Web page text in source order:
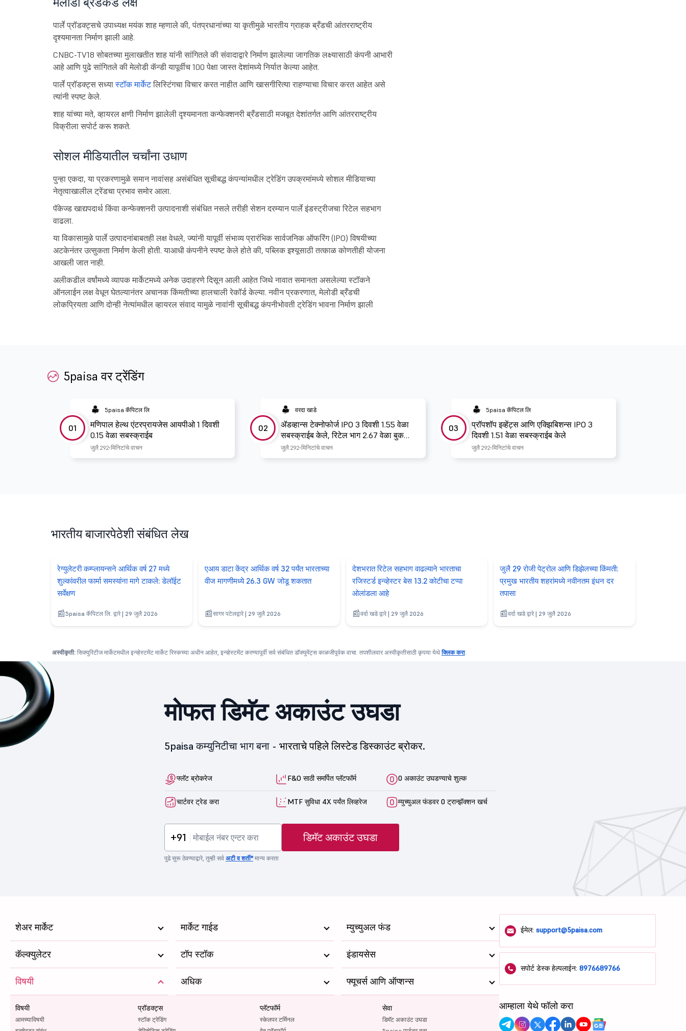
पार्ले प्रॉडक्ट्सचे उपाध्यक्ष मयंक शाह म्हणाले की, पंतप्रधानांच्या या कृतीमुळे भारतीय ग्राहक ब्रँडची आंतरराष्ट्रीय
दृश्यमानता निर्माण झाली आहे.
CNBC-TV18 सोबतच्या मुलाखतीत शाह यांनी सांगितले की संवादाद्वारे निर्माण झालेल्या जागतिक लक्ष्यासाठी कंपनी आभारी
आहे आणि पुढे सांगितले की मेलोडी कॅन्डी यापूर्वीच 100 पेक्षा जास्त देशांमध्ये निर्यात केल्या आहेत.
पार्ले प्रॉडक्ट्स सध्यास्टॉक मार्केटलिस्टिंगचा विचार करत नाहीत आणि खासगीरित्या राहण्याचा विचार करत आहेत असे
त्यांनी स्पष्ट केले.
शाह यांच्या मते, व्हायरल क्षणी निर्माण झालेली दृश्यमानता कन्फेक्शनरी ब्रँडसाठी मजबूत देशांतर्गत आणि आंतरराष्ट्रीय
विक्रीला सपोर्ट करू शकते.
सोशल मीडियातील चर्चांना उधाण
पुन्हा एकदा, या प्रकरणामुळे समान नावांसह असंबंधित सूचीबद्ध कंपन्यांमधील ट्रेडिंग उपक्रमांमध्ये सोशल मीडियाच्या
नेतृत्वाखालील ट्रेंडचा प्रभाव समोर आला.
पॅकेज्ड खाद्यपदार्थ किंवा कन्फेक्शनरी उत्पादनाशी संबंधित नसले तरीही सेशन दरम्यान पार्ले इंडस्ट्रीजचा रिटेल सहभाग
वाढला.
या विकासामुळे पार्ले उत्पादनांबाबतही लक्ष वेधले, ज्यांनी यापूर्वी संभाव्य प्रारंभिक सार्वजनिक ऑफरिंग (IPO) विषयीच्या
अटकेनंतर उत्सुकता निर्माण केली होती. याआधी कंपनीने स्पष्ट केले होते की, पब्लिक इश्यूसाठी तत्काळ कोणतीही योजना
आखली जात नाही.
अलीकडील वर्षांमध्ये व्यापक मार्केटमध्ये अनेक उदाहरणे दिसून आली आहेत जिथे नावात समानता असलेल्या स्टॉकने
ऑनलाईन लक्ष वेधून घेतल्यानंतर अचानक किंमतीच्या हालचाली रेकॉर्ड केल्या. नवीन प्रकरणात, मेलोडी ब्रँडची
लोकप्रियता आणि दोन्ही नेत्यांमधील व्हायरल संवाद यामुळे नावांनी सूचीबद्ध कंपनीभोवती ट्रेडिंग भावना निर्माण झाली
5paisa वर ट्रेंडिंग
01
5paisa कॅपिटल लि
मणिपाल हेल्थ एंटरप्रायजेस आयपीओ 1 दिवशी
0.15 वेळा सबस्क्राईब
जुलै 292 मिनिटांचे वाचन
02
वरदा खाडे
ॲडव्हान्स टेक्नोफोर्ज IPO 3 दिवशी 1.55 वेळा
सबस्क्राईब केले, रिटेल भाग 2.67 वेळा बुक
केला
जुलै 292 मिनिटांचे वाचन
03
5paisa कॅपिटल लि
प्रॉपशॉप इव्हेंट्स आणि एक्झिबिशन्स IPO 3
दिवशी 1.51 वेळा सबस्क्राईब केले
जुलै 292 मिनिटांचे वाचन
भारतीय बाजारपेठेशी संबंधित लेख
रेग्युलेटरी कम्प्लायन्सने आर्थिक वर्ष 27 मध्ये
शुल्कांवरील फार्मा समस्यांना मागे टाकले: डेलॉईट
सर्वेक्षण
5paisa कॅपिटल लि. द्वारे | 29 जुलै 2026
एआय डाटा केंद्र आर्थिक वर्ष 32 पर्यंत भारताच्या
वीज मागणीमध्ये 26.3 GW जोडू शकतात
सागर पटेलद्वारे | 29 जुलै 2026
देशभरात रिटेल सहभाग वाढल्याने भारताचा
रजिस्टर्ड इन्व्हेस्टर बेस 13.2 कोटीचा टप्पा
ओलांडला आहे
वर्दा खडे द्वारे | 29 जुलै 2026
जुलै 29 रोजी पेट्रोल आणि डिझेलच्या किंमती:
प्रमुख भारतीय शहरांमध्ये नवीनतम इंधन दर
तपासा
वर्दा खडे द्वारे | 29 जुलै 2026
अस्वीकृती: सिक्युरिटीज मार्केटमधील इन्व्हेस्टमेंट मार्केट रिस्कच्या अधीन आहेत, इन्व्हेस्टमेंट करण्यापूर्वी सर्व संबंधित डॉक्युमेंट्स काळजीपूर्वक वाचा. तपशीलवार अस्वीकृतीसाठी कृपया येथेक्लिक करा.
मोफत डिमॅट अकाउंट उघडा
5paisa कम्युनिटीचा भाग बना - भारताचे पहिले लिस्टेड डिस्काउंट ब्रोकर.
फ्लॅट ब्रोकरेज F&O साठी समर्पित प्लॅटफॉर्म 0 अकाउंट उघडण्याचे शुल्क
चार्टवर ट्रेड करा MTF सुविधा 4X पर्यंत लिव्हरेज म्युच्युअल फंडवर 0 ट्रान्झॅक्शन खर्च
+91 डिमॅट अकाउंट उघडा
पुढे सुरू ठेवण्याद्वारे, तुम्ही सर्व अटी व शर्ती*मान्य करता
शेअर मार्केट मार्केट गाईड म्युच्युअल फंड
कॅल्क्युलेटर टॉप स्टॉक इंडायसेस
विषयी
विषयी
आमच्याविषयी
प्रॉडक्ट्स
स्टॉक ट्रेडिंग
प्लॅटफॉर्म
स्केलपर टर्मिनल
सेवा
डिमॅट अकाउंट उघडा
अधिक फ्यूचर्स आणि ऑप्शन्स
ईमेल:support@5paisa.com
सपोर्ट डेस्क हेल्पलाईन:8976689766
आम्हाला येथे फॉलो करा